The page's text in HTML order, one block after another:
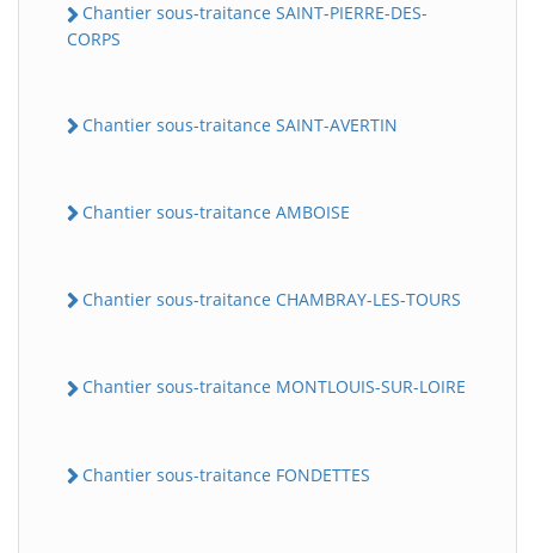
Chantier sous-traitance SAINT-PIERRE-DES-
CORPS
Chantier sous-traitance SAINT-AVERTIN
Chantier sous-traitance AMBOISE
Chantier sous-traitance CHAMBRAY-LES-TOURS
Chantier sous-traitance MONTLOUIS-SUR-LOIRE
Chantier sous-traitance FONDETTES